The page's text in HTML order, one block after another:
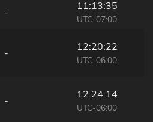
-
11:13:35
UTC-07:00
-
12:20:22
UTC-06:00
-
12:24:14
UTC-06:00